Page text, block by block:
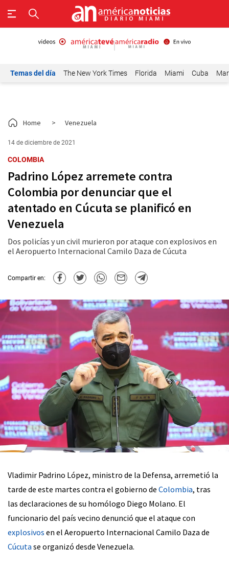
Temas del día The New York Times Florida Miami Cuba
Home > Venezuela
14 de diciembre de 2021
COLOMBIA
Padrino López arremete contra
Colombia por denunciar que el
atentado en Cúcuta se planificó en
Venezuela
Dos policías y un civil murieron por ataque con explosivos en
el Aeropuerto Internacional Camilo Daza de Cúcuta
Compartir en:
Vladimir Padrino López, ministro de la Defensa, arremetió la
tarde de este martes contra el gobierno de Colombia, tras
las declaraciones de su homólogo Diego Molano. El
funcionario del país vecino denunció que el ataque con
explosivos en el Aeropuerto Internacional Camilo Daza de
Cúcuta se organizó desde Venezuela.